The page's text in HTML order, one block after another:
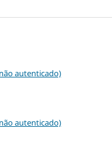
autenticado)
autenticado)